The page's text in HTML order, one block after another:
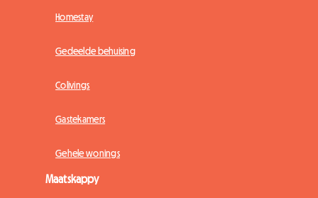
Homestay
Gedeelde behuising
Colivings
Gastekamers
Gehele wonings
Maatskappy